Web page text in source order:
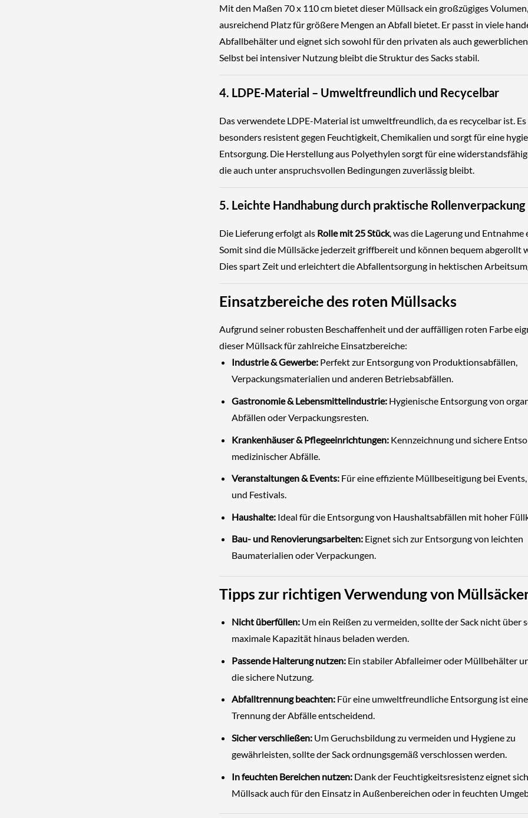
Mit den Maßen 70 x 110 cm bietet dieser Müllsack ein großzügiges
ausreichend Platz für größere Mengen an Abfall bietet. Er passt in viele
Abfallbehälter und eignet sich sowohl für den privaten als auch
Selbst bei intensiver Nutzung bleibt die Struktur des Sacks stabil.
4. LDPE-Material – Umweltfreundlich und Recycelbar
Das verwendete LDPE-Material ist umweltfreundlich, da es recycelbar ist.
besonders resistent gegen Feuchtigkeit, Chemikalien und sorgt für eine
Entsorgung. Die Herstellung aus Polyethylen sorgt für eine
die auch unter anspruchsvollen Bedingungen zuverlässig bleibt.
5. Leichte Handhabung durch praktische Rollenverpackung
Die Lieferung erfolgt als Rolle mit 25 Stück, was die Lagerung und
Somit sind die Müllsäcke jederzeit griffbereit und können bequem abgerollt
Dies spart Zeit und erleichtert die Abfallentsorgung in hektischen
Einsatzbereiche des roten Müllsacks
Aufgrund seiner robusten Beschaffenheit und der auffälligen roten Farbe
dieser Müllsack für zahlreiche Einsatzbereiche:
Industrie & Gewerbe:Perfekt zur Entsorgung von Produktionsabfällen,
Verpackungsmaterialien und anderen Betriebsabfällen.
Gastronomie & Lebensmittelindustrie:Hygienische Entsorgung von
Abfällen oder Verpackungsresten.
Krankenhäuser & Pflegeeinrichtungen:Kennzeichnung und sichere
medizinischer Abfälle.
Veranstaltungen & Events:Für eine effiziente Müllbeseitigung bei
und Festivals.
Haushalte:Ideal für die Entsorgung von Haushaltsabfällen mit hoher
Bau- und Renovierungsarbeiten:Eignet sich zur Entsorgung von leichten
Baumaterialien oder Verpackungen.
Tipps zur richtigen Verwendung von
Nicht überfüllen:Um ein Reißen zu vermeiden, sollte der Sack nicht über
maximale Kapazität hinaus beladen werden.
Passende Halterung nutzen:Ein stabiler Abfalleimer oder Müllbehälter
die sichere Nutzung.
Abfalltrennung beachten:Für eine umweltfreundliche Entsorgung ist
Trennung der Abfälle entscheidend.
Sicher verschließen:Um Geruchsbildung zu vermeiden und Hygiene zu
gewährleisten, sollte der Sack ordnungsgemäß verschlossen werden.
In feuchten Bereichen nutzen:Dank der Feuchtigkeitsresistenz eignet
Müllsack auch für den Einsatz in Außenbereichen oder in feuchten